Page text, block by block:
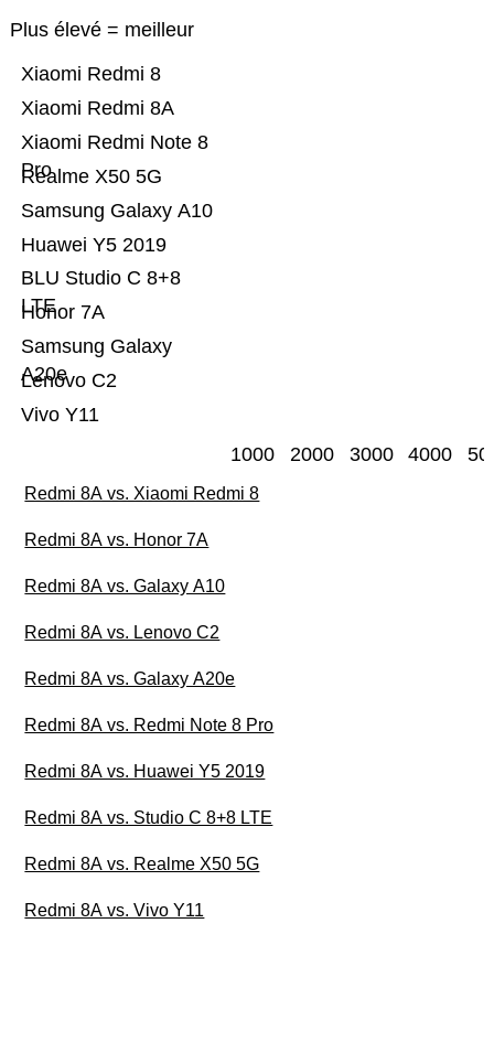
Plus élevé = meilleur
Vivo Y11
Lenovo C2
Samsung Galaxy
A20e
Honor 7A
BLU Studio C 8+8
LTE
Huawei Y5 2019
Samsung Galaxy A10
Realme X50 5G
Xiaomi Redmi Note 8
Pro
Xiaomi Redmi 8A
Xiaomi Redmi 8
1000 2000 3000 4000
Redmi 8A vs. Xiaomi Redmi 8
Redmi 8A vs. Honor 7A
Redmi 8A vs. Galaxy A10
Redmi 8A vs. Lenovo C2
Redmi 8A vs. Galaxy A20e
Redmi 8A vs. Redmi Note 8 Pro
Redmi 8A vs. Huawei Y5 2019
Redmi 8A vs. Studio C 8+8 LTE
Redmi 8A vs. Realme X50 5G
Redmi 8A vs. Vivo Y11